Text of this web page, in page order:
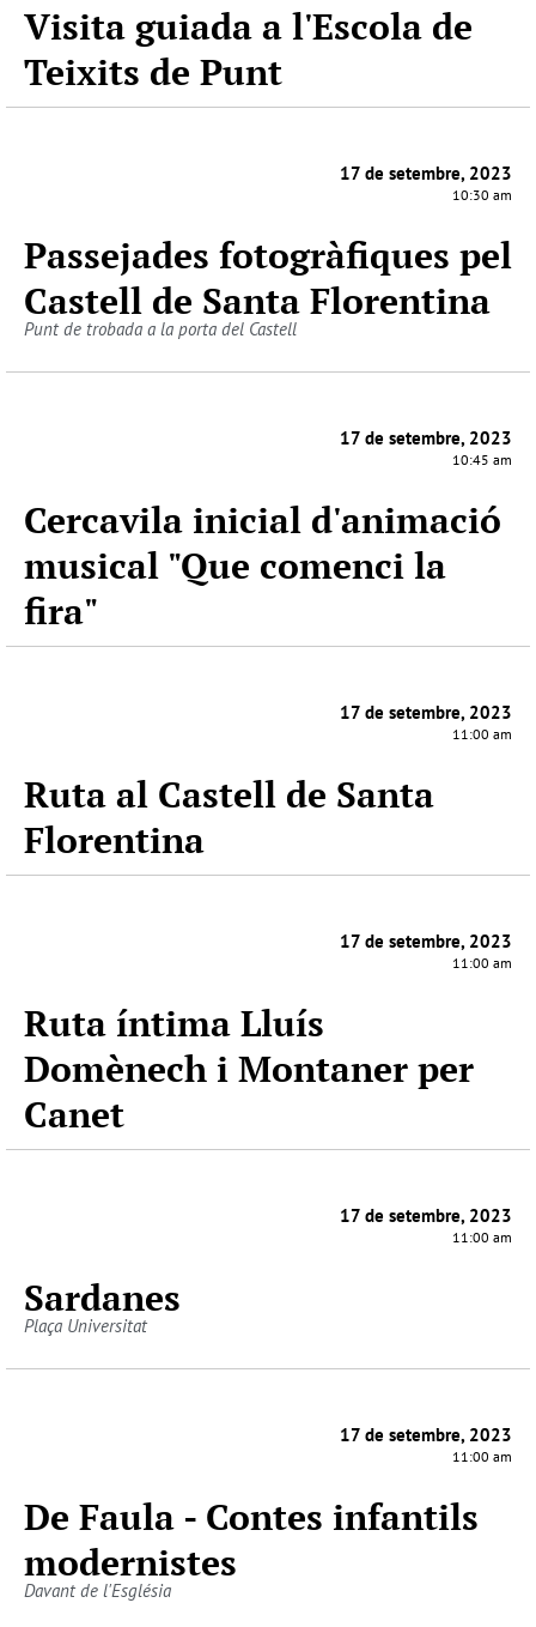
Visita guiada a l'Escola de
Teixits de Punt
17 de setembre, 2023
10:30 am
Passejades fotogràfiques pel
Castell de Santa Florentina
Punt de trobada a la porta del Castell
17 de setembre, 2023
10:45 am
Cercavila inicial d'animació
musical "Que comenci la
fira"
17 de setembre, 2023
11:00 am
Ruta al Castell de Santa
Florentina
17 de setembre, 2023
11:00 am
Ruta íntima Lluís
Domènech i Montaner per
Canet
17 de setembre, 2023
11:00 am
Sardanes
Plaça Universitat
17 de setembre, 2023
11:00 am
De Faula - Contes infantils
modernistes
Davant de l'Església